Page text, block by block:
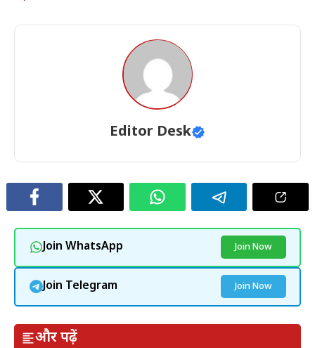
Editor Desk
Join WhatsApp Join Now
Join Telegram Join Now
और पढ़ें